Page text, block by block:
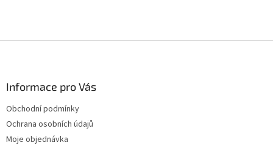
Informace pro Vás
Obchodní podmínky
Ochrana osobních údajů
Moje objednávka